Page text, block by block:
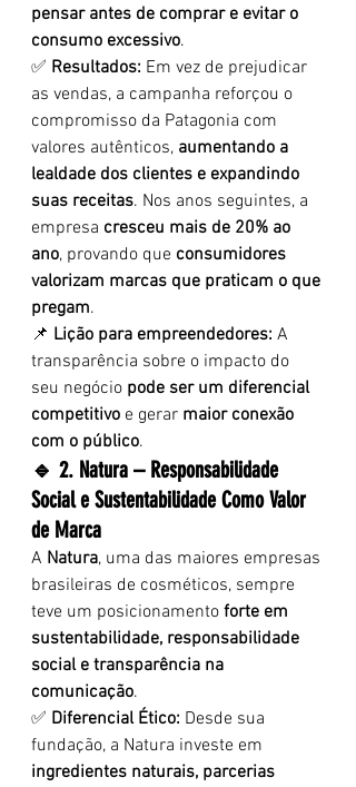
pensar antes de comprar e evitar o
consumo excessivo.
✅ Resultados: Em vez de prejudicar
as vendas, a campanha reforçou o
compromisso da Patagonia com
valores autênticos, aumentando a
lealdade dos clientes e expandindo
suas receitas. Nos anos seguintes, a
empresa cresceu mais de 20% ao
ano, provando que consumidores
valorizam marcas que praticam o que
pregam.
📌 Lição para empreendedores: A
transparência sobre o impacto do
seu negócio pode ser um diferencial
competitivo e gerar maior conexão
com o público.
🔹 2. Natura – Responsabilidade
Social e Sustentabilidade Como Valor
de Marca
A Natura, uma das maiores empresas
brasileiras de cosméticos, sempre
teve um posicionamento forte em
sustentabilidade, responsabilidade
social e transparência na
comunicação.
✅ Diferencial Ético: Desde sua
fundação, a Natura investe em
ingredientes naturais, parcerias